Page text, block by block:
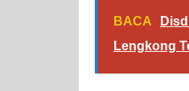
BACA
Lengkong